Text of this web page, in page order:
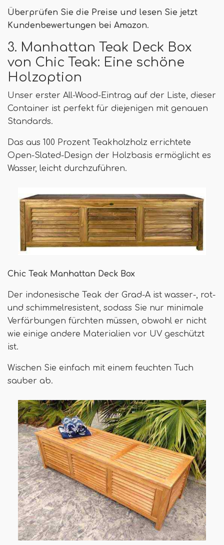
Überprüfen Sie die Preise und lesen Sie jetzt
Kundenbewertungen bei Amazon.
3. Manhattan Teak Deck Box
von Chic Teak: Eine schöne
Holzoption
Unser erster All-Wood-Eintrag auf der Liste, dieser
Container ist perfekt für diejenigen mit genauen
Standards.
Das aus 100 Prozent Teakholzholz errichtete
Open-Slated-Design der Holzbasis ermöglicht es
Wasser, leicht durchzuführen.
Chic Teak Manhattan Deck Box
Der indonesische Teak der Grad-A ist wasser-, rot-
und schimmelresistent, sodass Sie nur minimale
Verfärbungen fürchten müssen, obwohl er nicht
wie einige andere Materialien vor UV geschützt
ist.
Wischen Sie einfach mit einem feuchten Tuch
sauber ab.